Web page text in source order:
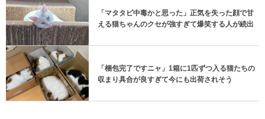
「マタタビ中毒かと思った」正気を失った顔で甘
える猫ちゃんのクセが強すぎて爆笑する人が続出
「梱包完了ですニャ」1箱に1匹ずつ入る猫たちの
収まり具合が良すぎて今にも出荷されそう